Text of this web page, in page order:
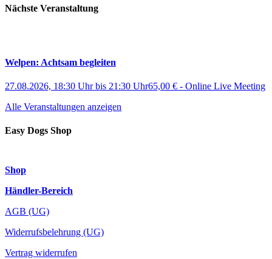
Nächste Veranstaltung
Welpen: Achtsam begleiten
27.08.2026, 18:30 Uhrbis 21:30 Uhr65,00 € - Online Live Meeting
Alle Veranstaltungen anzeigen
Easy Dogs Shop
Shop
Händler-Bereich
AGB (UG)
Widerrufsbelehrung (UG)
Vertrag widerrufen